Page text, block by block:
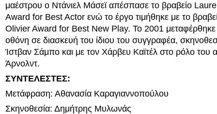
μαέστρου ο Ντάνιελ Μάσεϊ απέσπασε το βραβείο
Award for Best Actor ενώ το έργο τιμήθηκε με το
Olivier Award for Best New Play. Το 2001 μεταφέρθηκε
οθόνη σε διασκευή του ίδιου του συγγραφέα,
Ίστβαν Σάμπο και με τον Χάρβευ Καϊτέλ στο ρόλο του
Άρνολντ.
ΣΥΝΤΕΛΕΣΤΕΣ:
Μετάφραση: Αθανασία Καραγιαννοπούλου
Σκηνοθεσία: Δημήτρης Μυλωνάς